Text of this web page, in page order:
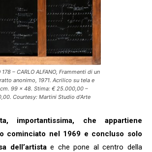
178 – CARLO ALFANO, Frammenti di un
anonimo, 1971. Acrilico su tela e
99 x 48. Stima: € 25.000,00 –
Courtesy: Martini Studio d’Arte
importantissima, che appartiene
cominciato nel 1969 e concluso solo
dell’artistae che pone al centro della